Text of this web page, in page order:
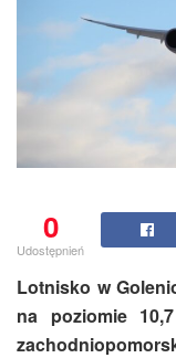
0
Udostępnień
Lotnisko w
na poziomie